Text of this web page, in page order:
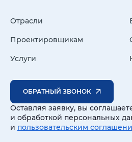
Отрасли
Проектировщикам
Услуги
ОБРАТНЫЙ ЗВОНОК
Оставляя заявку, вы
и обработкой персональных
и пользовательским